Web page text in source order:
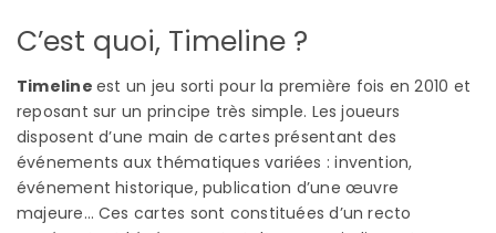
C’est quoi, Timeline ?
Timelineest un jeu sorti pour la première fois en 2010 et
reposant sur un principe très simple. Les joueurs
disposent d’une main de cartes présentant des
événements aux thématiques variées : invention,
événement historique, publication d’une œuvre
majeure… Ces cartes sont constituées d’un recto